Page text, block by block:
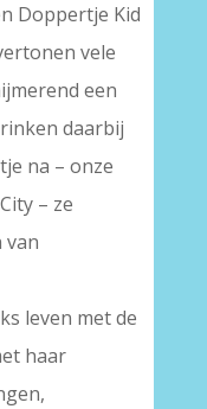
Doppertje Kid
vele
een
daarbij
na – onze
– ze
van
leven met de
haar